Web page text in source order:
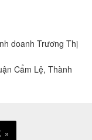
doanh Trương Thị
Cẩm Lệ, Thành
»